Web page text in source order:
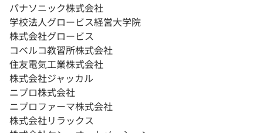
パナソニック株式会社
学校法人グロービス経営大学院
株式会社グロービス
コベルコ教習所株式会社
住友電気工業株式会社
株式会社ジャッカル
ニプロ株式会社
ニプロファーマ株式会社
株式会社リラックス